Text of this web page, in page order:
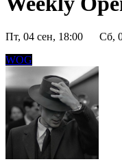
Пт, 04 сен, 18:00
Сб,
WOG